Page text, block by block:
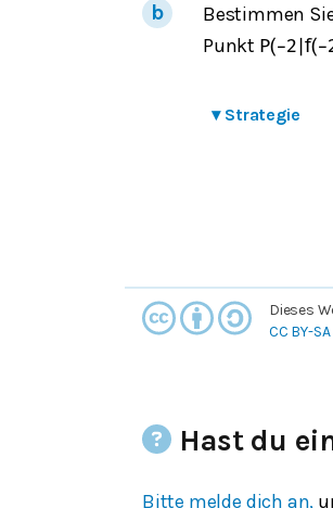
Bestimmen
Punkt P(−2 f(−
▾ Strategie
Dieses
CC BY-
Hast du
Bitte melde dich an,